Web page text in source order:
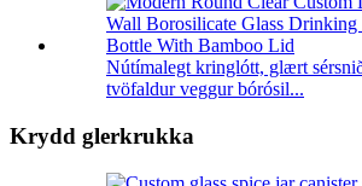
Nútímalegt kringlótt, glært
tvöfaldur veggur bórósil...
Krydd glerkrukka